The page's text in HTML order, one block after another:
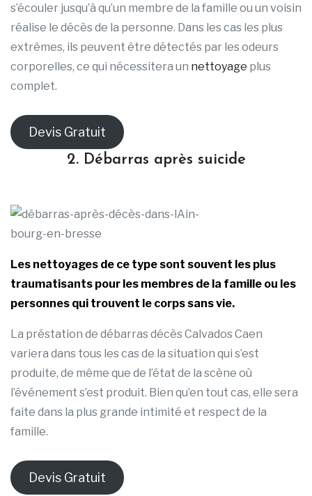
s’écouler jusqu’à qu’un membre de la famille ou un voisin
réalise le décès de la personne. Dans les cas les plus
extrêmes, ils peuvent être détectés par les odeurs
corporelles, ce qui nécessitera un nettoyage plus
complet.
Devis Gratuit
2. Débarras après suicide
Les nettoyages de ce type sont souvent les plus
traumatisants pour les membres de la famille ou les
personnes qui trouvent le corps sans vie.
La préstation de débarras décès Calvados Caen
variera dans tous les cas de la situation qui s’est
produite, de même que de l’état de la scène où
l’événement s’est produit. Bien qu’en tout cas, elle sera
faite dans la plus grande intimité et respect de la
famille.
Devis Gratuit